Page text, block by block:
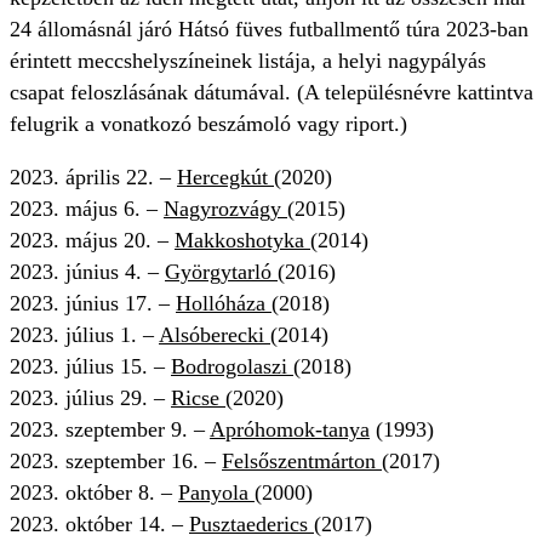
24 állomásnál járó Hátsó füves futballmentő túra 2023-ban
érintett meccshelyszíneinek listája, a helyi nagypályás
csapat feloszlásának dátumával. (A településnévre kattintva
felugrik a vonatkozó beszámoló vagy riport.)
2023. április 22. – Hercegkút (2020)
2023. május 6. – Nagyrozvágy (2015)
2023. május 20. – Makkoshotyka (2014)
2023. június 4. – Györgytarló (2016)
2023. június 17. – Hollóháza (2018)
2023. július 1. –Alsóberecki (2014)
2023. július 15. – Bodrogolaszi (2018)
2023. július 29. – Ricse (2020)
2023. szeptember 9. –Apróhomok-tanya (1993)
2023. szeptember 16. – Felsőszentmárton (2017)
2023. október 8. – Panyola (2000)
2023. október 14. – Pusztaederics (2017)